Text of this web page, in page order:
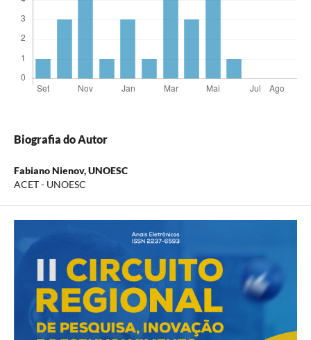
Biografia do Autor
Fabiano Nienov,UNOESC
ACET - UNOESC